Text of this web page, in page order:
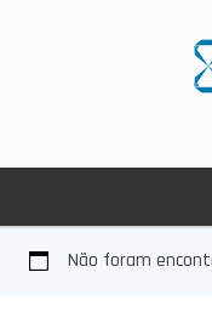
Não foram